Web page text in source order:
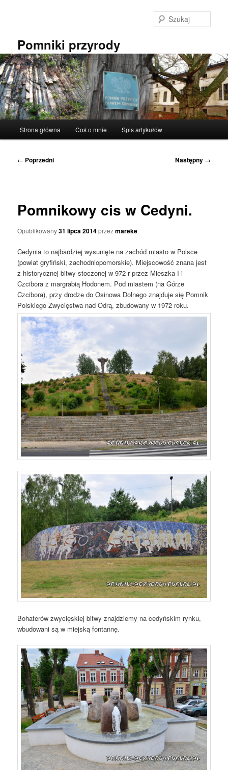
Pomniki przyrody
Strona główna Coś o mnie Spis artykułów
Nawigacja
← Poprzedni Następny →
Pomnikowy cis w Cedyni.
Opublikowany31 lipca 2014przezmareke
Cedynia to najbardziej wysunięte na zachód miasto w Polsce
(powiat gryfiński, zachodniopomorskie). Miejscowość znana jest
z historycznej bitwy stoczonej w 972 r przez Mieszka I i
Czcibora z margrabią Hodonem. Pod miastem (na Górze
Czcibora), przy drodze do Osinowa Dolnego znajduje się Pomnik
Polskiego Zwycięstwa nad Odrą, zbudowany w 1972 roku.
Bohaterów zwycięskiej bitwy znajdziemy na cedyńskim rynku,
wbudowani są w miejską fontannę.